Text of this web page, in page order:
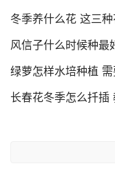
冬季养什么花 这三
风信子什么时候种最
绿萝怎样水培种植
长春花冬季怎么扦插